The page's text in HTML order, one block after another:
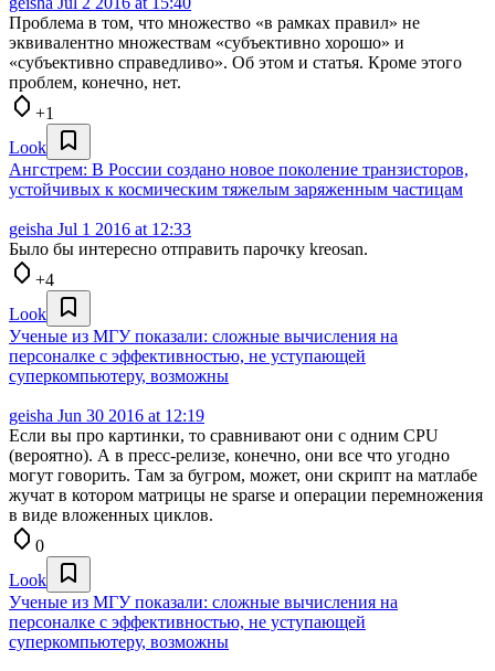
Проблема в том, что множество «в рамках правил» не
эквивалентно множествам «субъективно хорошо» и
«субъективно справедливо». Об этом и статья. Кроме этого
проблем, конечно, нет.
+1
Look
Ангстрем: В России создано новое поколение транзисторов,
устойчивых к космическим тяжелым заряженным частицам
geisha Jul 1 2016 at 12:33
Было бы интересно отправить парочку kreosan.
+4
Look
Ученые из МГУ показали: сложные вычисления на
персоналке с эффективностью, не уступающей
суперкомпьютеру, возможны
geisha Jun 30 2016 at 12:19
Если вы про картинки, то сравнивают они с одним CPU
(вероятно). А в пресс-релизе, конечно, они все что угодно
могут говорить. Там за бугром, может, они скрипт на матлабе
жучат в котором матрицы не sparse и операции перемножения
в виде вложенных циклов.
0
Look
Ученые из МГУ показали: сложные вычисления на
персоналке с эффективностью, не уступающей
суперкомпьютеру, возможны